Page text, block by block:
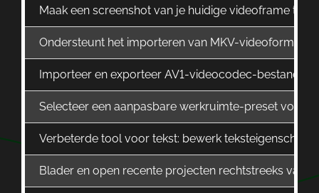
Maak een screenshot van je huidige videoframe
Ondersteunt het importeren van MKV-
Importeer en exporteer AV1-videocodec-bestanden
Selecteer een aanpasbare werkruimte-preset voor
Verbeterde tool voor tekst: bewerk
Blader en open recente projecten rechtstreeks